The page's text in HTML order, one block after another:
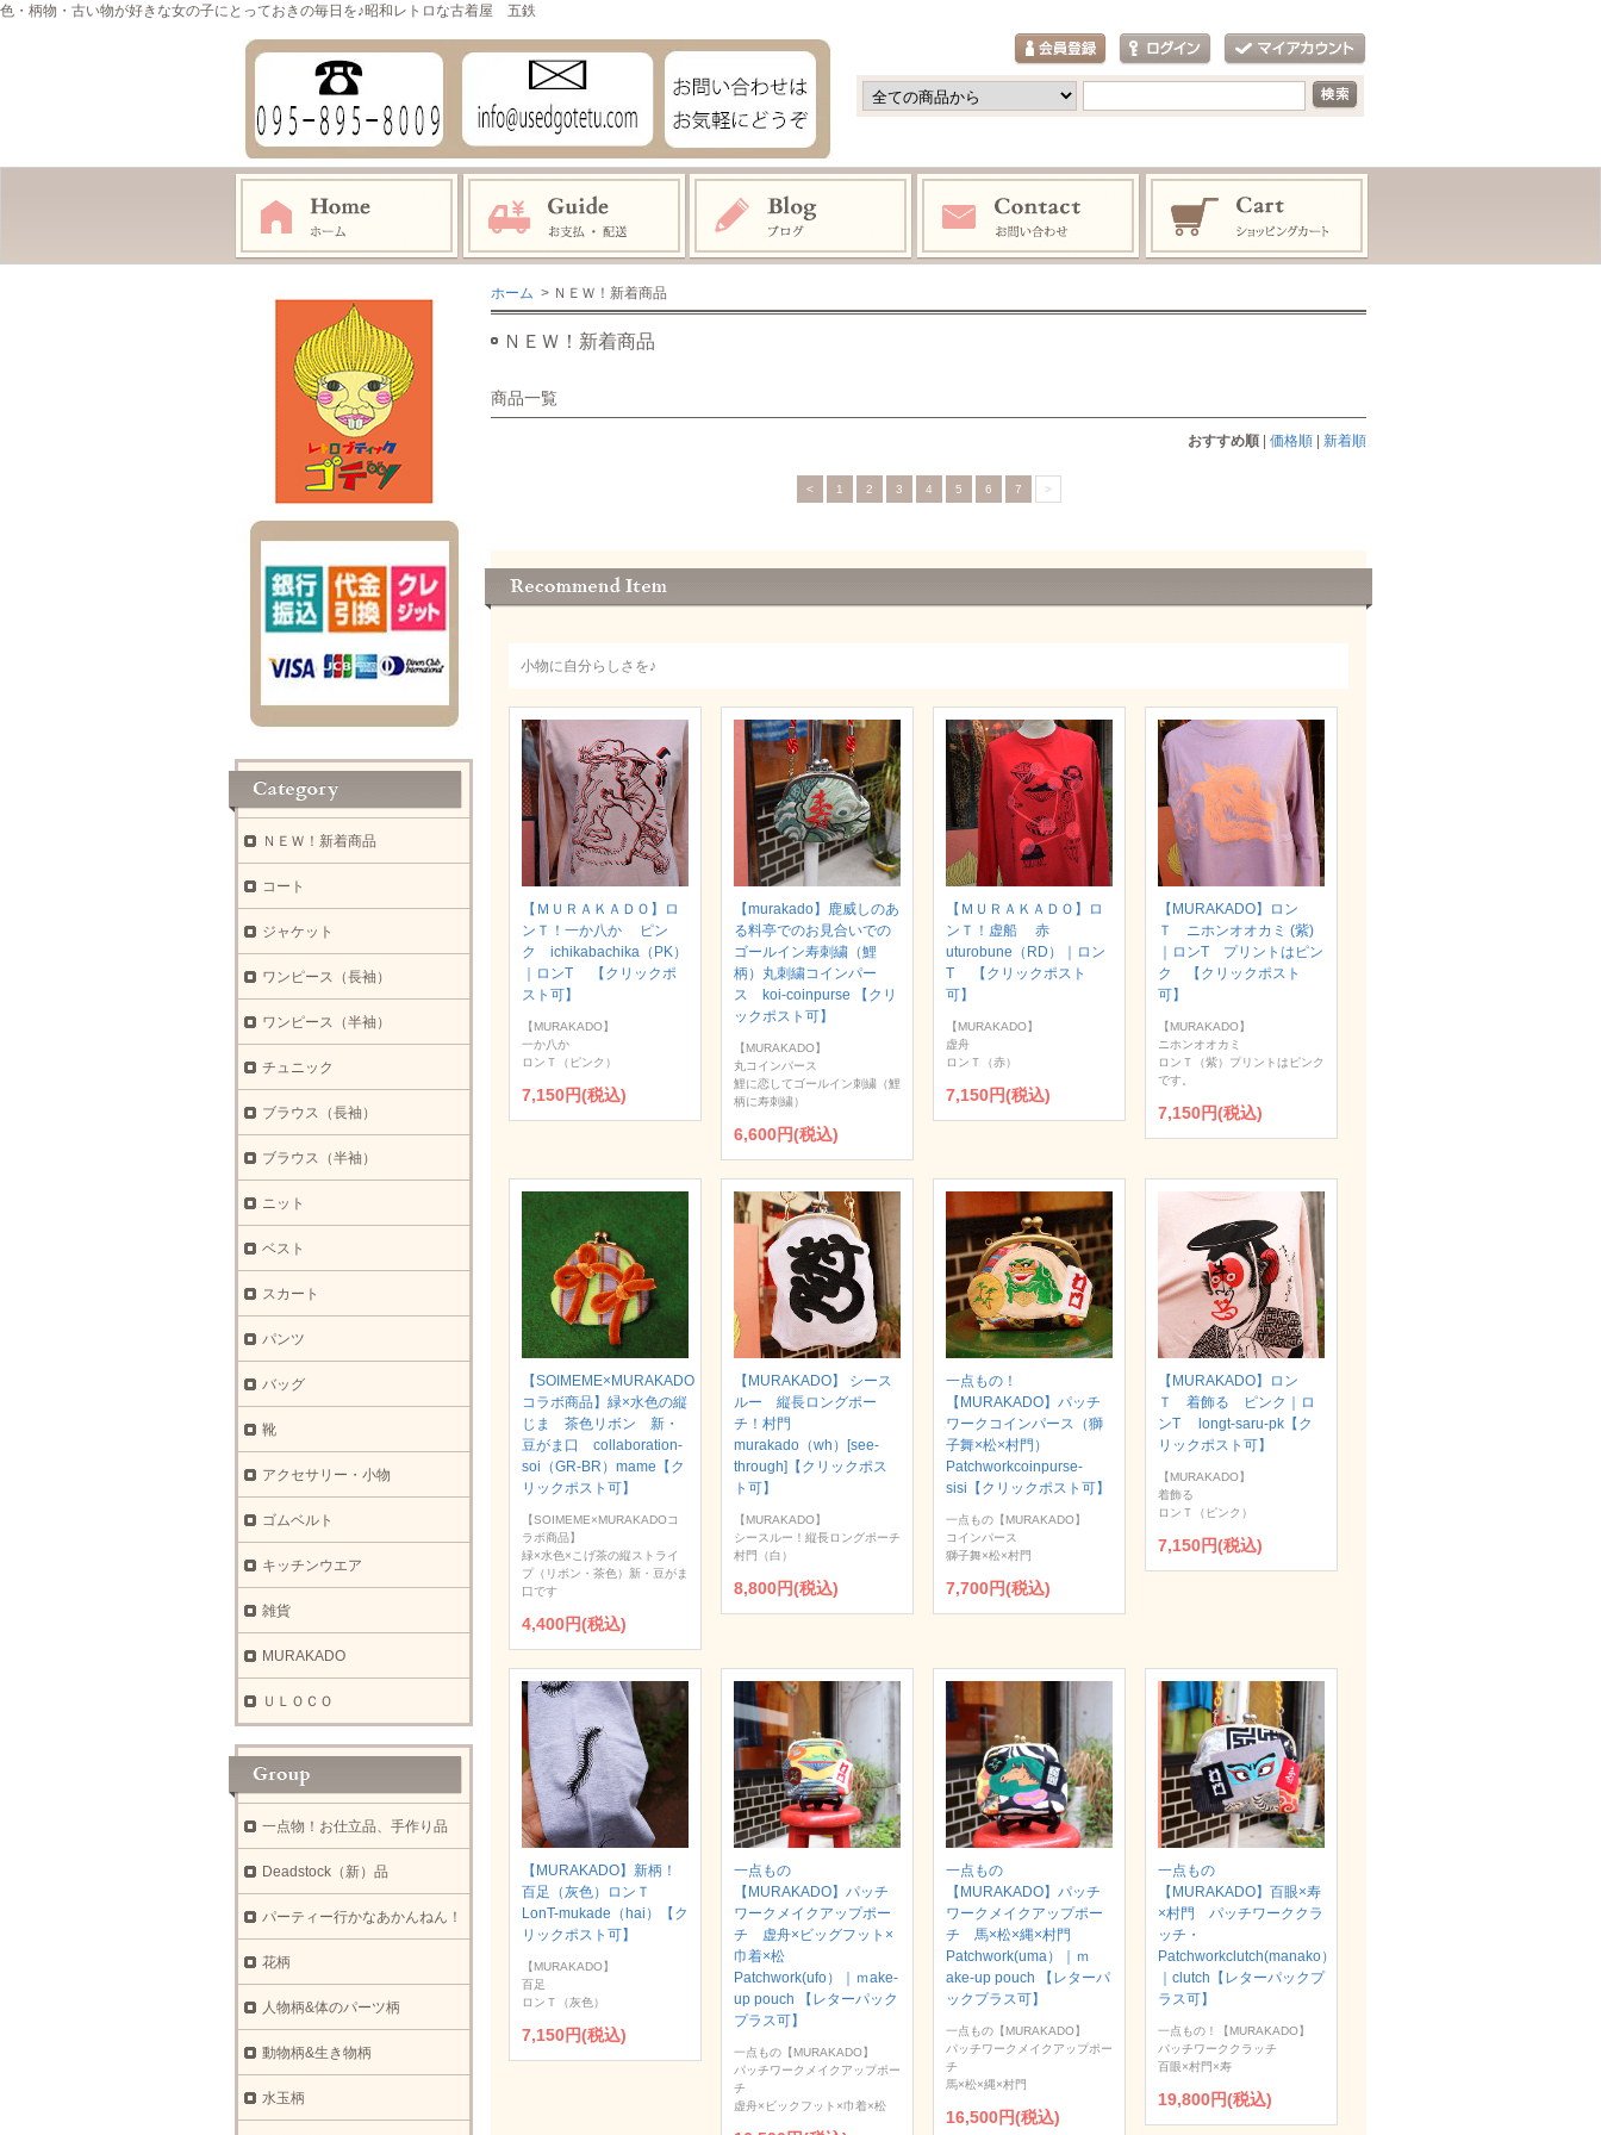
色・柄物・古い物が好きな女の子にとっておきの毎日を♪昭和レトロな古着屋 五鉄
ホーム > ＮＥＷ！新着商品
ＮＥＷ！新着商品
商品一覧
おすすめ順 価格順 新着順
< 1 2 3 4 5 6 7 >
小物に自分らしさを♪
【ＭＵＲＡＫＡＤＯ】ロ
ンＴ！一か八か ピン
ク ichikabachika（PK）
｜ロンT 【クリックポ
スト可】
【MURAKADO】
一か八か
ロンＴ（ピンク）
7,150円(税込)
【murakado】鹿威しのあ
る料亭でのお見合いでの
ゴールイン寿刺繍（鯉
柄）丸刺繍コインパー
ス koi-coinpurse 【クリ
ックポスト可】
【MURAKADO】
丸コインパース
鯉に恋してゴールイン刺繍（鯉
柄に寿刺繍）
6,600円(税込)
【ＭＵＲＡＫＡＤＯ】ロ
ンＴ！虚船 赤
uturobune（RD）｜ロン
T 【クリックポスト
可】
【MURAKADO】
虚舟
ロンＴ（赤）
7,150円(税込)
【MURAKADO】ロン
Ｔ ニホンオオカミ (紫)
｜ロンT プリントはピン
ク 【クリックポスト
可】
【MURAKADO】
ニホンオオカミ
ロンＴ（紫）プリントはピンク
です。
7,150円(税込)
【SOIMEME×MURAKADO
コラボ商品】緑×水色の縦
じま 茶色リボン 新・
豆がま口 collaboration-
soi（GR-BR）mame【ク
リックポスト可】
【SOIMEME×MURAKADOコ
ラボ商品】
緑×水色×こげ茶の縦ストライ
プ（リボン・茶色）新・豆がま
口です
4,400円(税込)
【MURAKADO】 シース
ルー 縦長ロングポー
チ！村門
murakado（wh）[see-
through]【クリックポス
ト可】
【MURAKADO】
シースルー！縦長ロングポーチ
村門（白）
8,800円(税込)
一点もの！
【MURAKADO】パッチ
ワークコインパース（獅
子舞×松×村門）
Patchworkcoinpurse-
sisi【クリックポスト可】
一点もの【MURAKADO】
コインパース
獅子舞×松×村門
7,700円(税込)
【MURAKADO】ロン
Ｔ 着飾る ピンク｜ロ
ンT longt-saru-pk【ク
リックポスト可】
【MURAKADO】
着飾る
ロンＴ（ピンク）
7,150円(税込)
【MURAKADO】新柄！
百足（灰色）ロンＴ
LonT-mukade（hai）【ク
リックポスト可】
【MURAKADO】
百足
ロンＴ（灰色）
7,150円(税込)
一点もの
【MURAKADO】パッチ
ワークメイクアップポー
チ 虚舟×ビッグフット×
巾着×松
Patchwork(ufo）｜ｍake-
up pouch 【レターパック
プラス可】
一点もの【MURAKADO】
パッチワークメイクアップポー
チ
虚舟×ビックフット×巾着×松
一点もの
【MURAKADO】パッチ
ワークメイクアップポー
チ 馬×松×縄×村門
Patchwork(uma）｜ｍ
ake-up pouch 【レターパ
ックプラス可】
一点もの【MURAKADO】
パッチワークメイクアップポー
チ
馬×松×縄×村門
16,500円(税込)
一点もの
【MURAKADO】百眼×寿
×村門 パッチワーククラ
ッチ・
Patchworkclutch(manako）
｜clutch【レターパックプ
ラス可】
一点もの！【MURAKADO】
パッチワーククラッチ
百眼×村門×寿
19,800円(税込)
ＮＥＷ！新着商品
コート
ジャケット
ワンピース（長袖）
ワンピース（半袖）
チュニック
ブラウス（長袖）
ブラウス（半袖）
ニット
ベスト
スカート
パンツ
バッグ
靴
アクセサリー・小物
ゴムベルト
キッチンウエア
雑貨
MURAKADO
ＵＬＯＣＯ
一点物！お仕立品、手作り品
Deadstock（新）品
パーティー行かなあかんねん！
花柄
人物柄&体のパーツ柄
動物柄&生き物柄
水玉柄